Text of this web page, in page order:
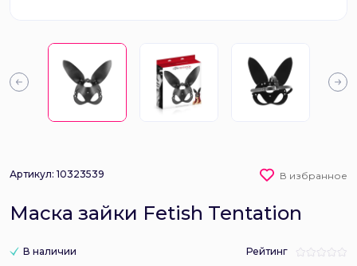
Артикул: 10323539 В избранное
Маска зайки Fetish Tentation
В наличии Рейтинг